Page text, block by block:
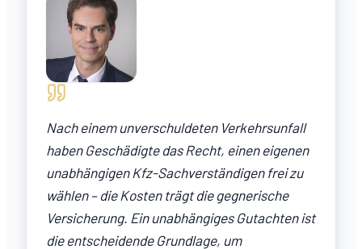
Nach einem unverschuldeten Verkehrsunfall
haben Geschädigte das Recht, einen eigenen
unabhängigen Kfz-Sachverständigen frei zu
wählen – die Kosten trägt die gegnerische
Versicherung. Ein unabhängiges Gutachten ist
die entscheidende Grundlage, um